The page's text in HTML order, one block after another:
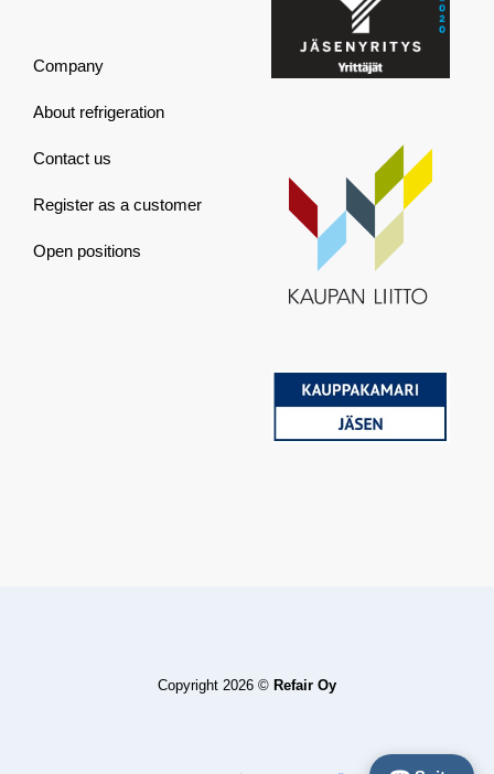
Company
About refrigeration
Contact us
Register as a customer
Open positions
Copyright 2026 © Refair Oy